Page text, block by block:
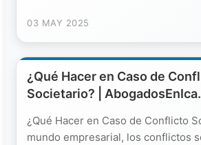
03 MAY 2025
¿Qué Hacer en Caso de
Societario? |
¿Qué Hacer en Caso de Conflicto
mundo empresarial, los conflictos